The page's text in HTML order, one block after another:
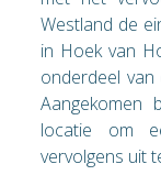
Westland de
in Hoek van
onderdeel
locatie om
vervolgens uit